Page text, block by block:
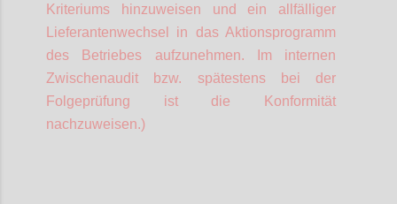
Kriteriums hinzuweisen und ein allfälliger
Lieferantenwechsel in das Aktionsprogramm
des Betriebes aufzunehmen. Im internen
Zwischenaudit bzw. spätestens bei der
Folgeprüfung ist die Konformität
nachzuweisen.)